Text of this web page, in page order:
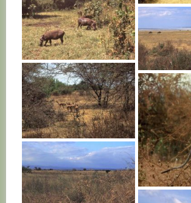
TANZANIE
TANZANIE
TANZANIE
TANZANIE
TANZANIE